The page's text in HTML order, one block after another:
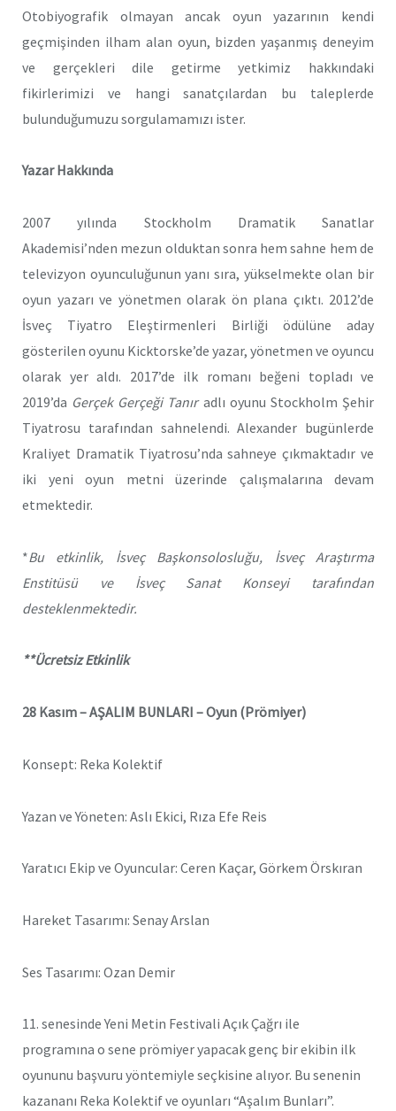
Otobiyografik olmayan ancak oyun yazarının kendi
geçmişinden ilham alan oyun, bizden yaşanmış deneyim
ve gerçekleri dile getirme yetkimiz hakkındaki
fikirlerimizi ve hangi sanatçılardan bu taleplerde
bulunduğumuzu sorgulamamızı ister.
Yazar Hakkında
2007 yılında Stockholm Dramatik Sanatlar
Akademisi’nden mezun olduktan sonra hem sahne hem de
televizyon oyunculuğunun yanı sıra, yükselmekte olan bir
oyun yazarı ve yönetmen olarak ön plana çıktı. 2012’de
İsveç Tiyatro Eleştirmenleri Birliği ödülüne aday
gösterilen oyunu Kicktorske’de yazar, yönetmen ve oyuncu
olarak yer aldı. 2017’de ilk romanı beğeni topladı ve
2019’da Gerçek Gerçeği Tanıradlı oyunu Stockholm Şehir
Tiyatrosu tarafından sahnelendi. Alexander bugünlerde
Kraliyet Dramatik Tiyatrosu’nda sahneye çıkmaktadır ve
iki yeni oyun metni üzerinde çalışmalarına devam
etmektedir.
*Bu etkinlik, İsveç Başkonsolosluğu, İsveç Araştırma
Enstitüsü ve İsveç Sanat Konseyi tarafından
desteklenmektedir.
**Ücretsiz Etkinlik
28 Kasım –AŞALIM BUNLARI – Oyun (Prömiyer)
Konsept: Reka Kolektif
Yazan ve Yöneten: Aslı Ekici, Rıza Efe Reis
Yaratıcı Ekip ve Oyuncular: Ceren Kaçar, Görkem Örskıran
Hareket Tasarımı: Senay Arslan
Ses Tasarımı: Ozan Demir
11. senesinde Yeni Metin Festivali Açık Çağrı ile
programına o sene prömiyer yapacak genç bir ekibin ilk
oyununu başvuru yöntemiyle seçkisine alıyor. Bu senenin
kazananı Reka Kolektif ve oyunları “Aşalım Bunları”.